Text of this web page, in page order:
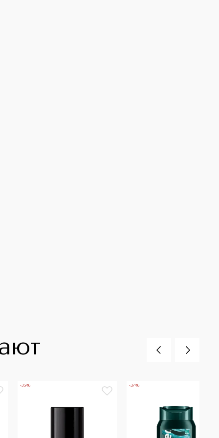
-35% -37%